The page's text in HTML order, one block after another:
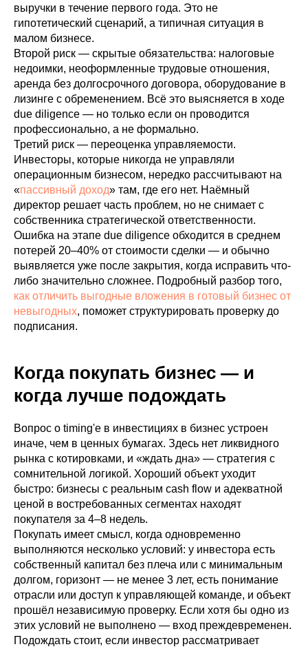
выручки в течение первого года. Это не
гипотетический сценарий, а типичная ситуация в
малом бизнесе.
Второй риск — скрытые обязательства: налоговые
недоимки, неоформленные трудовые отношения,
аренда без долгосрочного договора, оборудование в
лизинге с обременением. Всё это выясняется в ходе
due diligence — но только если он проводится
профессионально, а не формально.
Третий риск — переоценка управляемости.
Инвесторы, которые никогда не управляли
операционным бизнесом, нередко рассчитывают на
«пассивный доход» там, где его нет. Наёмный
директор решает часть проблем, но не снимает с
собственника стратегической ответственности.
Ошибка на этапе due diligence обходится в среднем
потерей 20–40% от стоимости сделки — и обычно
выявляется уже после закрытия, когда исправить что-
либо значительно сложнее. Подробный разбор того,
как отличить выгодные вложения в готовый бизнес от
невыгодных, поможет структурировать проверку до
подписания.
Когда покупать бизнес — и
когда лучше подождать
Вопрос о timing'е в инвестициях в бизнес устроен
иначе, чем в ценных бумагах. Здесь нет ликвидного
рынка с котировками, и «ждать дна» — стратегия с
сомнительной логикой. Хороший объект уходит
быстро: бизнесы с реальным cash flow и адекватной
ценой в востребованных сегментах находят
покупателя за 4–8 недель.
Покупать имеет смысл, когда одновременно
выполняются несколько условий: у инвестора есть
собственный капитал без плеча или с минимальным
долгом, горизонт — не менее 3 лет, есть понимание
отрасли или доступ к управляющей команде, и объект
прошёл независимую проверку. Если хотя бы одно из
этих условий не выполнено — вход преждевременен.
Подождать стоит, если инвестор рассматривает